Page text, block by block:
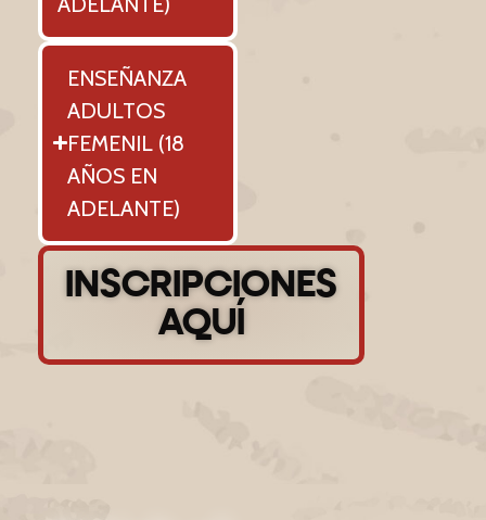
ENSEÑANZA
ADULTOS
FEMENIL (18
AÑOS EN
ADELANTE)
INSCRIPCIONES
AQUÍ